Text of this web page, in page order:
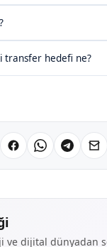
transfer hedefi ne?
ve dijital dünyadan